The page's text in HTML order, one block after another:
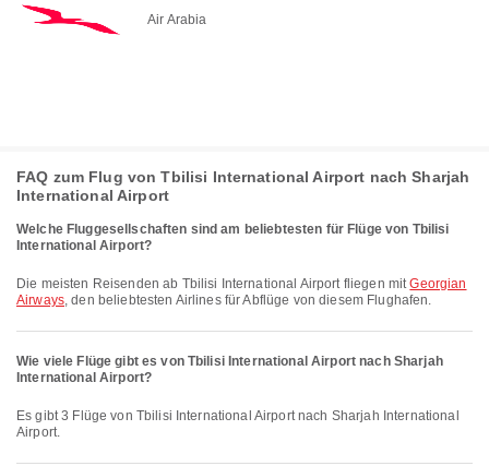
Air Arabia
FAQ zum Flug von Tbilisi International Airport nach Sharjah
International Airport
Welche Fluggesellschaften sind am beliebtesten für Flüge von Tbilisi
International Airport?
Die meisten Reisenden ab Tbilisi International Airport fliegen mitGeorgian
Airways, den beliebtesten Airlines für Abflüge von diesem Flughafen.
Wie viele Flüge gibt es von Tbilisi International Airport nach Sharjah
International Airport?
Es gibt 3 Flüge von Tbilisi International Airport nach Sharjah International
Airport.